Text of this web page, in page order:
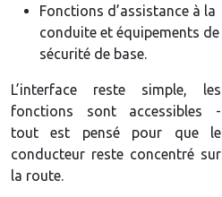
Fonctions d’assistance à la
conduite et équipements de
sécurité de base.
L’interface reste simple, les
fonctions sont accessibles -
tout est pensé pour que le
conducteur reste concentré sur
la route.